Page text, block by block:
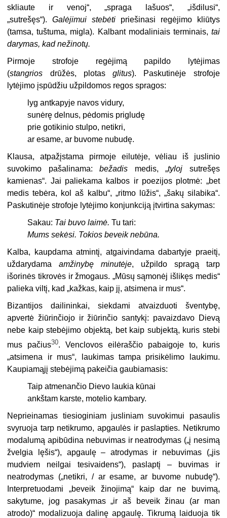
skliaute ir venoj“, „spraga lašuos“, „išdilusi“,
„sutrešęs“).Galėjimui stebėti priešinasi regėjimo kliūtys
(tamsa, tuštuma, migla). Kalbant modaliniais terminais, tai
darymas, kad nežinotų.
Pirmoje strofoje regėjimą papildo lytėjimas
(stangrios drūžės, plotasglitus). Paskutinėje strofoje
lytėjimo įspūdžiu užpildomos regos spragos:
lyg antkapyje navos vidury,
sunėrę delnus, pėdomis prigludę
prie gotikinio stulpo, netikri,
ar esame, ar buvome nubudę.
Klausa, atpažįstama pirmoje eilutėje, vėliau iš juslinio
suvokimo pašalinama:bežadis medis, „tyloj sutrešęs
kamienas“. Jai paliekama kalbos ir poezijos plotmė: „bet
medis tebėra, kol aš kalbu“, „ritmo lūžis“, „šakų silabika“.
Paskutinėje strofoje lytėjimo konjunkciją įtvirtina sakymas:
Sakau: Tai buvo laimė. Tu tari:
Mums sekėsi. Tokios beveik nebūna.
Kalba, kaupdama atmintį, atgaivindama dabartyje praeitį,
uždarydamaamžinybę minutėje, užpildo spragą tarp
išorinės tikrovės ir žmogaus. „Mūsų sąmonėj išlikęs medis“
palieka viltį, kad „kažkas, kaip jį, atsimena ir mus“.
Bizantijos dailininkai, siekdami atvaizduoti šventybę,
apvertė žiūrinčiojo ir žiūrinčio santykį: pavaizdavo Dievą
nebe kaip stebėjimo objektą, bet kaip subjektą, kuris stebi
mus pačius30. Venclovos eilėraščio pabaigoje to, kuris
„atsimena ir mus“, laukimas tampa prisikėlimo laukimu.
Kaupiamąjį stebėjimą pakeičia gaubiamasis:
Taip atmenančio Dievo laukia kūnai
ankštam karste, motelio kambary.
Neprieinamas tiesioginiam jusliniam suvokimui pasaulis
svyruoja tarp netikrumo, apgaulės ir paslapties. Netikrumo
modalumą apibūdina nebuvimas ir neatrodymas („į nesimą
žvelgia lęšis“), apgaulę – atrodymas ir nebuvimas („jis
mudviem neilgai tesivaidens“), paslaptį – buvimas ir
neatrodymas („netikri, / ar esame, ar buvome nubudę“).
Interpretuodami „beveik žinojimą“ kaip dar ne buvimą,
sakytume, jog pasakymas „ir aš beveik žinau (ar man
atrodo)“ modalizuoja dalinę apgaulę. Tikrumą laiduoja tik